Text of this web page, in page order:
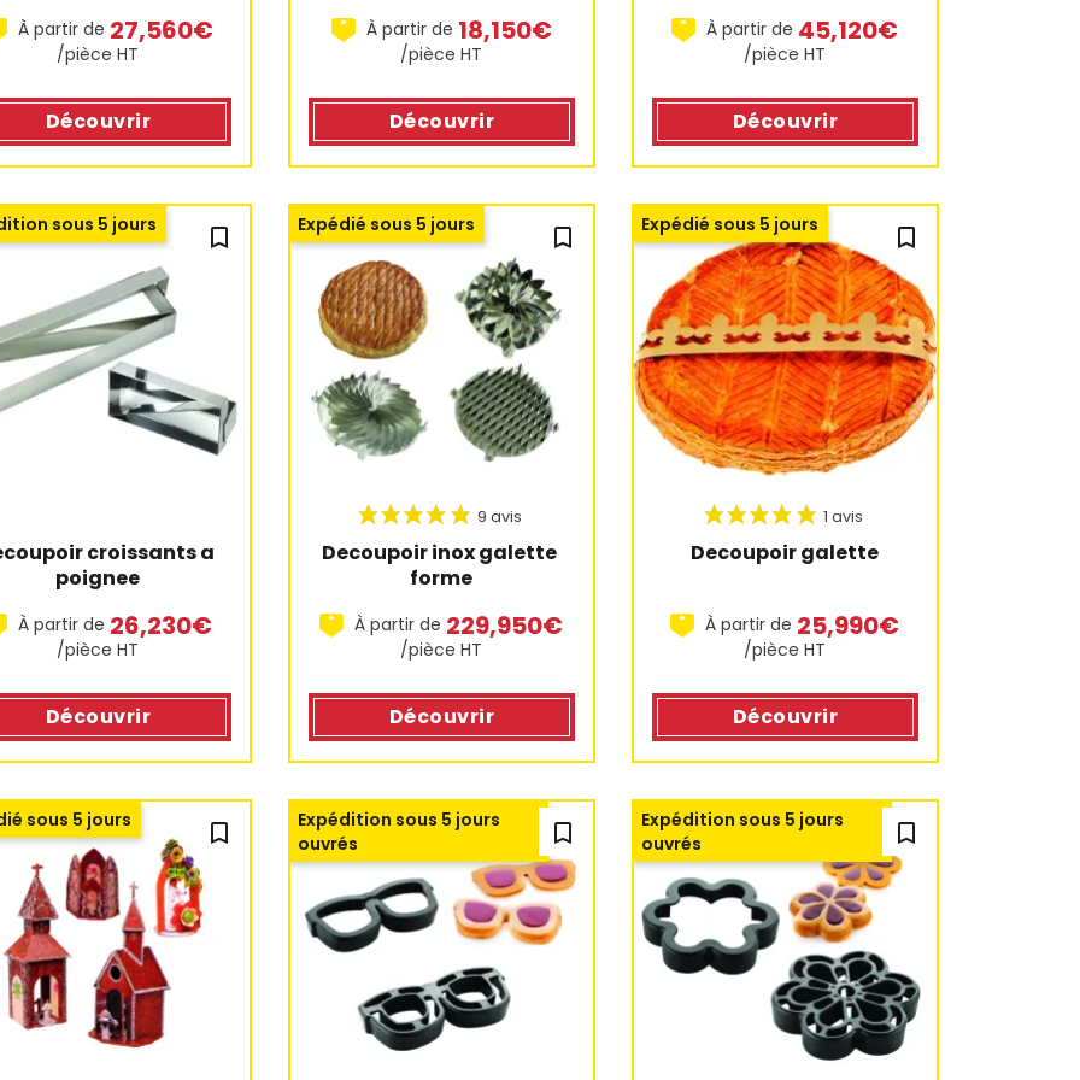
À partir de 27,560€
/pièce HT
Découvrir
À partir de 18,150€
/pièce HT
Découvrir
À partir de 45,120€
/pièce HT
Découvrir
bookmark_outline
croissants a
poignee
À partir de 26,230€
/pièce HT
sous 5 jours
Découvrir
bookmark_outline
Decoupoir inox galette
forme
À partir de 229,950€
/pièce HT
Expédié sous 5 jours
Découvrir
bookmark_outline
Decoupoir galette
À partir de 25,990€
/pièce HT
Expédié sous 5 jours
Découvrir
bookmark_outline
sous 5 jours bookmark_outline
Expédition sous 5 jours
ouvrés
bookmark_outline
Expédition sous 5 jours
ouvrés